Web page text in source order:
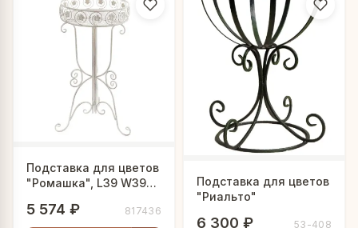
Подставка для цветов
"Ромашка", L39 W39
5 574 ₽ 817436
Подставка для цветов
"Риальто"
6 300 ₽ 53-408